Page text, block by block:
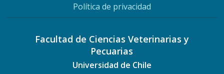
Política de privacidad
Facultad de Ciencias Veterinarias y
Pecuarias
Universidad de Chile